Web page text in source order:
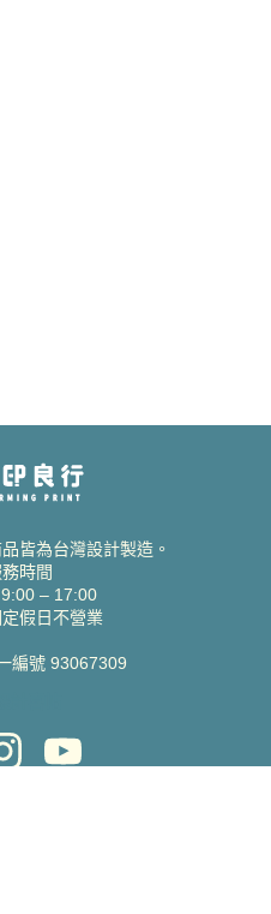
皆為台灣設計製造。
時間
– 17:00
假日不營業
編號 93067309